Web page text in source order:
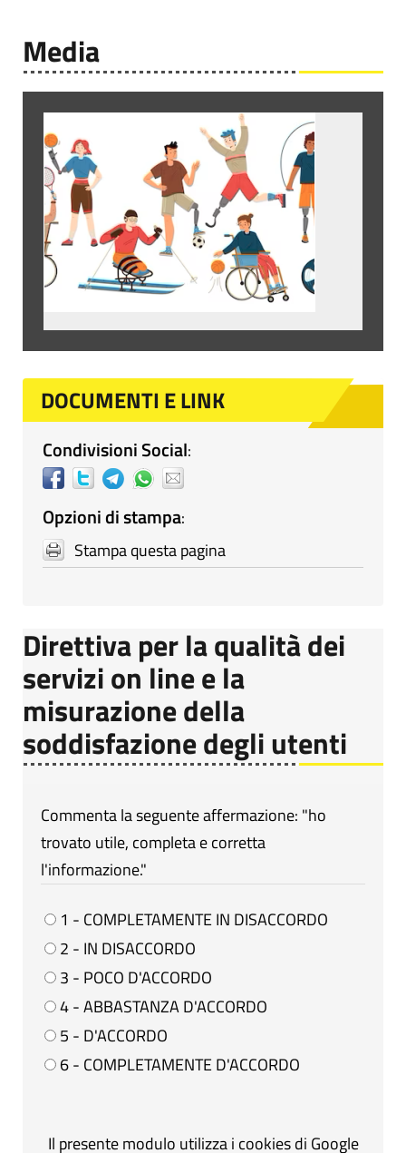
Media
DOCUMENTI E LINK
Condivisioni Social:
Opzioni di stampa:
Stampa questa pagina
Direttiva per la qualità dei
servizi on line e la
misurazione della
soddisfazione degli utenti
Commenta la seguente affermazione: "ho
trovato utile, completa e corretta
l'informazione."
1 - COMPLETAMENTE IN DISACCORDO
2 - IN DISACCORDO
3 - POCO D'ACCORDO
4 - ABBASTANZA D'ACCORDO
5 - D'ACCORDO
6 - COMPLETAMENTE D'ACCORDO
Il presente modulo utilizza i cookies di Google